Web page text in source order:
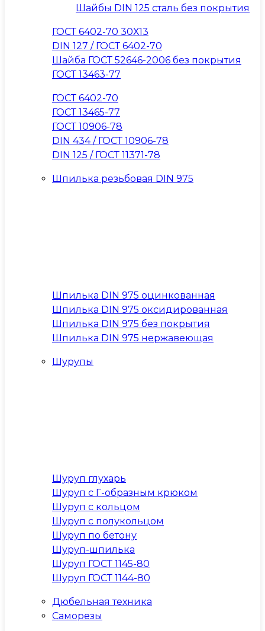
Шайбы DIN 125 сталь без покрытия
ГОСТ 6402-70 30Х13
DIN 127 / ГОСТ 6402-70
Шайба ГОСТ 52646-2006 без покрытия
ГОСТ 13463-77
ГОСТ 6402-70
ГОСТ 13465-77
ГОСТ 10906-78
DIN 434 / ГОСТ 10906-78
DIN 125 / ГОСТ 11371-78
Шпилька резьбовая DIN 975
Шпилька DIN 975 оцинкованная
Шпилька DIN 975 оксидированная
Шпилька DIN 975 без покрытия
Шпилька DIN 975 нержавеющая
Шурупы
Шуруп глухарь
Шуруп с Г-образным крюком
Шуруп с кольцом
Шуруп с полукольцом
Шуруп по бетону
Шуруп-шпилька
Шуруп ГОСТ 1145-80
Шуруп ГОСТ 1144-80
Дюбельная техника
Саморезы